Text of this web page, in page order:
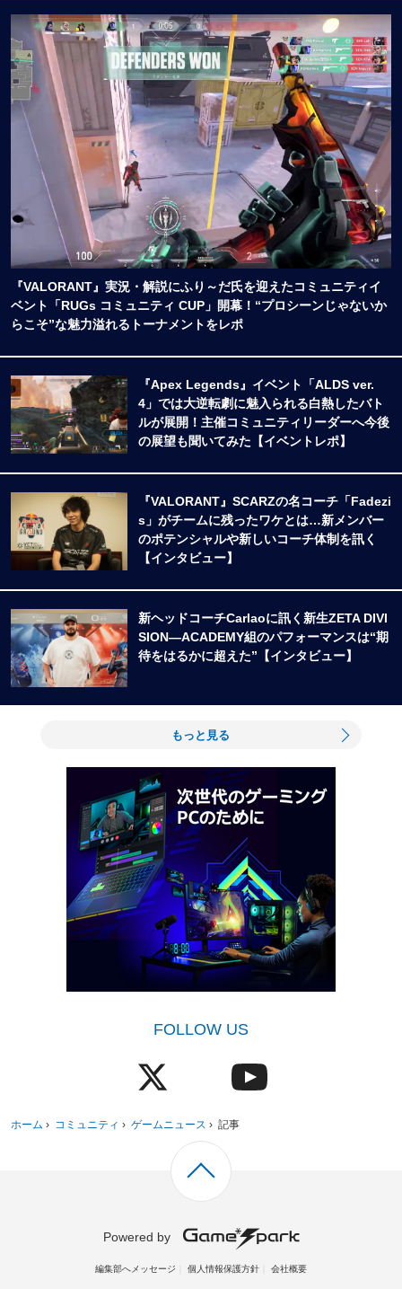
『VALORANT』実況・解説にふり～だ氏を迎えたコミュニティイ
ベント「RUGs コミュニティ CUP」開幕！“プロシーンじゃないか
らこそ”な魅力溢れるトーナメントをレポ
『Apex Legends』イベント「ALDS ver.
4」では大逆転劇に魅入られる白熱したバト
ルが展開！主催コミュニティリーダーへ今後
の展望も聞いてみた【イベントレポ】
『VALORANT』SCARZの名コーチ「Fadezi
s」がチームに残ったワケとは…新メンバー
のポテンシャルや新しいコーチ体制を訊く
【インタビュー】
新ヘッドコーチCarlaoに訊く新生ZETA DIVI
SION―ACADEMY組のパフォーマンスは“期
待をはるかに超えた”【インタビュー】
もっと見る
FOLLOW US
ホーム › コミュニティ › ゲームニュース › 記事
Powered by
編集部へメッセージ 個人情報保護方針 会社概要